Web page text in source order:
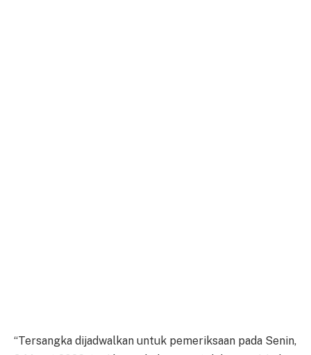
“Tersangka dijadwalkan untuk pemeriksaan pada Senin,